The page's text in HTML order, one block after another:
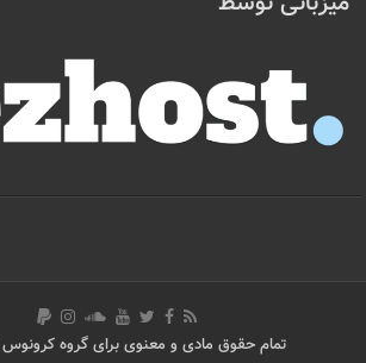
تمام حقوق مادی و معنوی برای گروه